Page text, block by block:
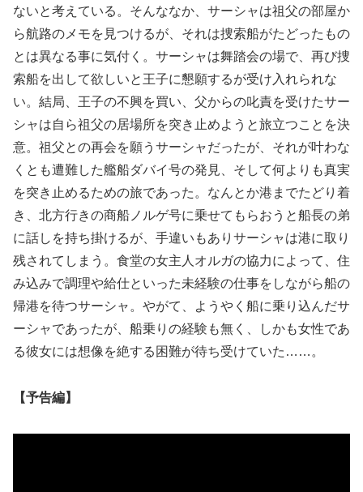
ないと考えている。そんななか、サーシャは祖父の部屋か
ら航路のメモを見つけるが、それは捜索船がたどったもの
とは異なる事に気付く。サーシャは舞踏会の場で、再び捜
索船を出して欲しいと王子に懇願するが受け入れられな
い。結局、王子の不興を買い、父からの叱責を受けたサー
シャは自ら祖父の居場所を突き止めようと旅立つことを決
意。祖父との再会を願うサーシャだったが、それが叶わな
くとも遭難した艦船ダバイ号の発見、そして何よりも真実
を突き止めるための旅であった。なんとか港までたどり着
き、北方行きの商船ノルゲ号に乗せてもらおうと船長の弟
に話しを持ち掛けるが、手違いもありサーシャは港に取り
残されてしまう。食堂の女主人オルガの協力によって、住
み込みで調理や給仕といった未経験の仕事をしながら船の
帰港を待つサーシャ。やがて、ようやく船に乗り込んだサ
ーシャであったが、船乗りの経験も無く、しかも女性であ
る彼女には想像を絶する困難が待ち受けていた……。
【予告編】